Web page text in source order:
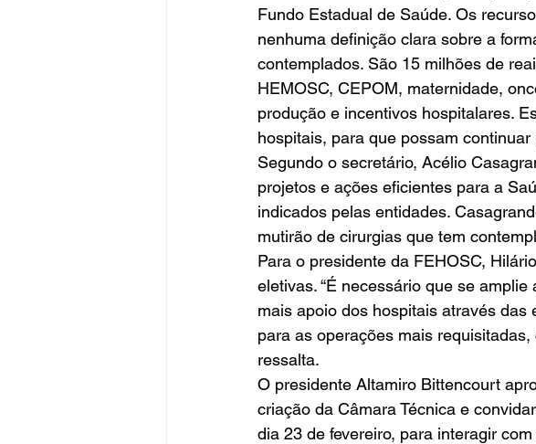
Fundo Estadual de Saúde. Os
nenhuma definição clara sobre a
contemplados. São 15 milhões de
HEMOSC, CEPOM, maternidade,
produção e incentivos hospitalares.
hospitais, para que possam
Segundo o secretário, Acélio
projetos e ações eficientes para a
indicados pelas entidades.
mutirão de cirurgias que tem
Para o presidente da FEHOSC,
eletivas. “É necessário que se
mais apoio dos hospitais através
para as operações mais
ressalta.
O presidente Altamiro Bittencourt
criação da Câmara Técnica e
dia 23 de fevereiro, para interagir